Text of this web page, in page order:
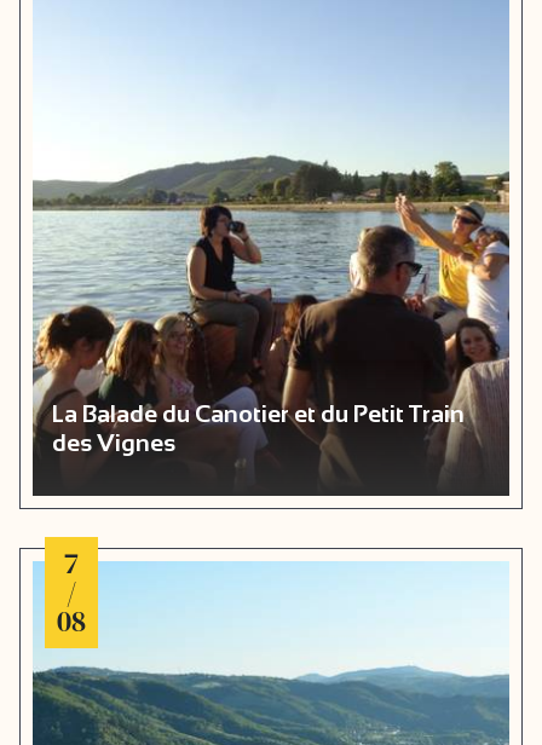
La Balade du Canotier et du Petit Train
des Vignes
7
/
08